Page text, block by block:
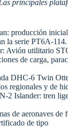
principales
producción
la serie PT6A-114.
Avión utilitario
de carga,
DHC-6 Twin
regionales y de
2 Islander: tren
de aeronaves de
de tipo